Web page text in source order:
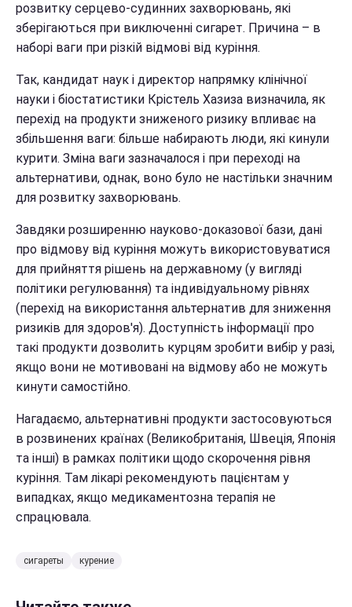
розвитку серцево-судинних захворювань, які
зберігаються при виключенні сигарет. Причина – в
наборі ваги при різкій відмові від куріння.
Так, кандидат наук і директор напрямку клінічної
науки і біостатистики Крістель Хазиза визначила, як
перехід на продукти зниженого ризику впливає на
збільшення ваги: більше набирають люди, які кинули
курити. Зміна ваги зазначалося і при переході на
альтернативи, однак, воно було не настільки значним
для розвитку захворювань.
Завдяки розширенню науково-доказової бази, дані
про відмову від куріння можуть використовуватися
для прийняття рішень на державному (у вигляді
політики регулювання) та індивідуальному рівнях
(перехід на використання альтернатив для зниження
ризиків для здоров'я). Доступність інформації про
такі продукти дозволить курцям зробити вибір у разі,
якщо вони не мотивовані на відмову або не можуть
кинути самостійно.
Нагадаємо, альтернативні продукти застосовуються
в розвинених країнах (Великобританія, Швеція, Японія
та інші) в рамках політики щодо скорочення рівня
куріння. Там лікарі рекомендують пацієнтам у
випадках, якщо медикаментозна терапія не
спрацювала.
сигареты курение